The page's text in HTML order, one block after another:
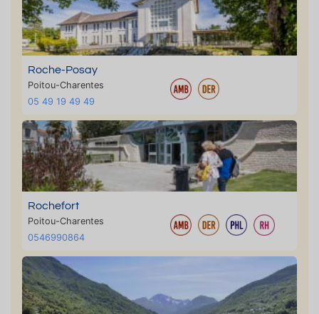
Roche-Posay
Poitou-Charentes
05 49 19 49 49
Rochefort
Poitou-Charentes
0546990864